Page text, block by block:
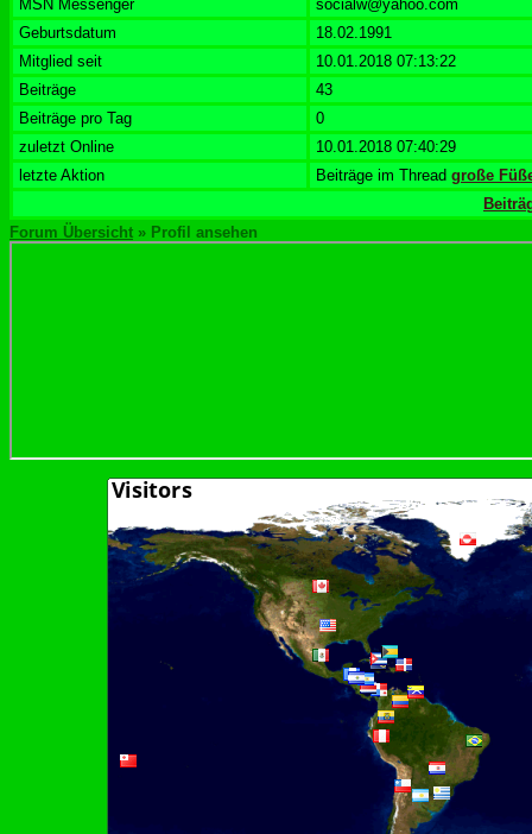
MSN Messenger
socialw@yahoo.com
Geburtsdatum
18.02.1991
Mitglied seit
10.01.2018 07:13:22
Beiträge
43
Beiträge pro Tag
0
zuletzt Online
10.01.2018 07:40:29
letzte Aktion
Beiträge im Thread große
Forum Übersicht » Profil ansehen